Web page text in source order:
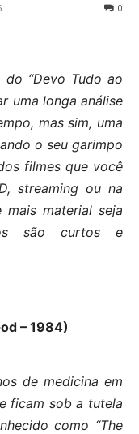
0
do “Devo Tudo ao
uma longa análise
mas sim, uma
o seu garimpo
filmes que você
streaming ou na
material seja
são curtos e
– 1984)
de medicina em
ficam sob a tutela
como “The